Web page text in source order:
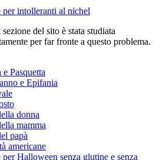
per intolleranti al nichel
sezione del sito è stata studiata
per far fronte a questo problema.
e Pasquetta
e Epifania
donna
mamma
papà
americane
per Halloween senza glutine e senza